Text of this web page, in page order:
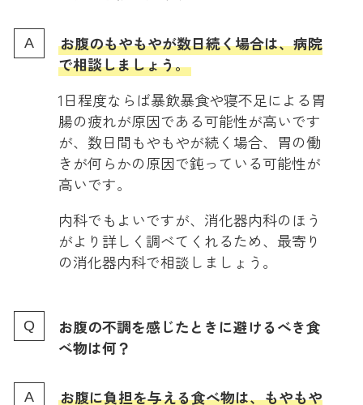
お腹のもやもやが数日続く場合は、病院
で相談しましょう。
1日程度ならば暴飲暴食や寝不足による胃
腸の疲れが原因である可能性が高いです
が、数日間もやもやが続く場合、胃の働
きが何らかの原因で鈍っている可能性が
高いです。
内科でもよいですが、消化器内科のほう
がより詳しく調べてくれるため、最寄り
の消化器内科で相談しましょう。
お腹の不調を感じたときに避けるべき食
べ物は何？
お腹に負担を与える食べ物は、もやもや